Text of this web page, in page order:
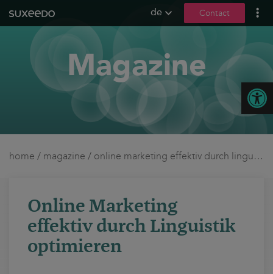
de Contact
what we do
leadgenerierung
content marketing
social media
b2b marketing
ux und conversions
about us
Magazine
home / magazine / online marketing effektiv durch linguistik optimieren
Online Marketing
effektiv durch Linguistik
optimieren